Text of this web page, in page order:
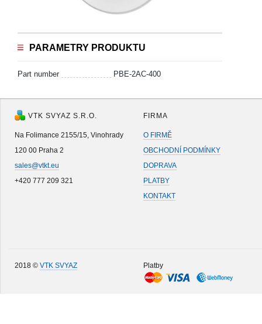
PARAMETRY PRODUKTU
Part number PBE-2AC-400
VTK SVYAZ S.R.O.
Na Folimance 2155/15, Vinohrady
120 00 Praha 2
sales@vtkt.eu
+420 777 209 321
FIRMA
O FIRMĚ
OBCHODNÍ PODMÍNKY
DOPRAVA
PLATBY
KONTAKT
2018 © VTK SVYAZ Platby